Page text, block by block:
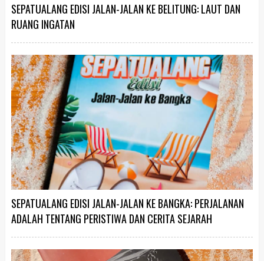
SEPATUALANG EDISI JALAN-JALAN KE BELITUNG: LAUT DAN
RUANG INGATAN
SEPATUALANG EDISI JALAN-JALAN KE BANGKA: PERJALANAN
ADALAH TENTANG PERISTIWA DAN CERITA SEJARAH